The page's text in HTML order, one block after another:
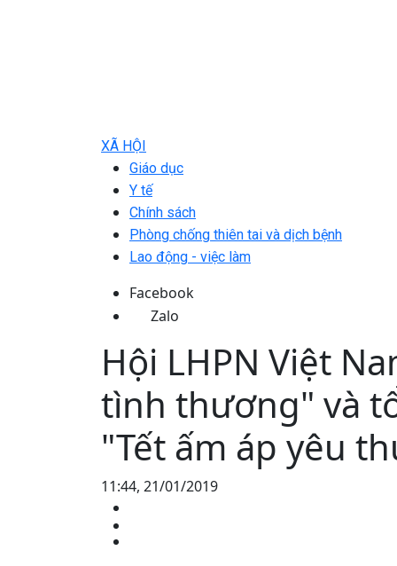
XÃ HỘI
Giáo dục
Y tế
Chính sách
Phòng chống thiên tai và dịch bệnh
Lao động - việc làm
Facebook
Zalo
Hội LHPN Việt
tình thương" và
"Tết ấm áp yêu
11:44, 21/01/2019